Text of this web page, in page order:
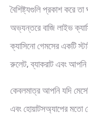
বৈশিষ্ট্যগুলি প্রকাশ করে তা
অভ্যন্তরে বাজি লাইভ
ক্যাসিনো গেমসের একটি
রুলেট, ব্যাকরাট এবং আপনি
কেবলমাত্র আপনি যদি
এবং হোয়াটসঅ্যাপের মতো